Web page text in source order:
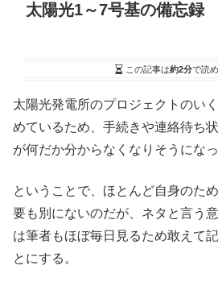
太陽光1～7号基の備忘録
この記事は約2分で読
太陽光発電所のプロジェクトのい
めているため、手続きや連絡待ち
が何だか分からなくなりそうになっ
ということで、ほとんど自身のた
要も別にないのだが、ネタと言う
は筆者もほぼ毎日見るため敢えて
とにする。